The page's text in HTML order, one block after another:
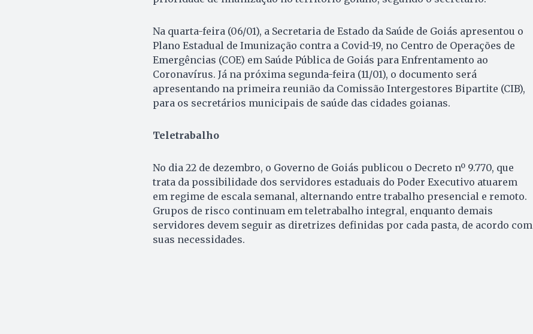
Na quarta-feira (06/01), a Secretaria de Estado da Saúde de Goiás apresentou o
Plano Estadual de Imunização contra a Covid-19, no Centro de Operações de
Emergências (COE) em Saúde Pública de Goiás para Enfrentamento ao
Coronavírus. Já na próxima segunda-feira (11/01), o documento será
apresentando na primeira reunião da Comissão Intergestores Bipartite (CIB),
para os secretários municipais de saúde das cidades goianas.
Teletrabalho
No dia 22 de dezembro, o Governo de Goiás publicou o Decreto nº 9.770, que
trata da possibilidade dos servidores estaduais do Poder Executivo atuarem
em regime de escala semanal, alternando entre trabalho presencial e remoto.
Grupos de risco continuam em teletrabalho integral, enquanto demais
servidores devem seguir as diretrizes definidas por cada pasta, de acordo com
suas necessidades.